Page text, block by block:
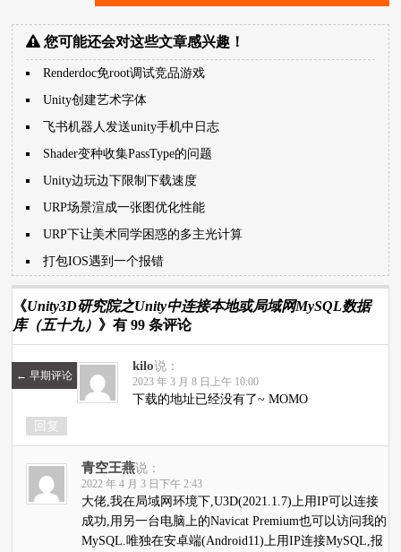
您可能还会对这些文章感兴趣！
Renderdoc免root调试竞品游戏
Unity创建艺术字体
飞书机器人发送unity手机中日志
Shader变种收集PassType的问题
Unity边玩边下限制下载速度
URP场景渲成一张图优化性能
URP下让美术同学困惑的多主光计算
打包IOS遇到一个报错
《Unity3D研究院之Unity中连接本地或局域网MySQL数据
库（五十九） 》有 99 条评论
← 早期评论
kilo说：
2023 年 3 月 8 日上午 10:00
下载的地址已经没有了~ MOMO
回复
青空王燕说：
2022 年 4 月 3 日下午 2:43
大佬,我在局域网环境下,U3D(2021.1.7)上用IP可以连接
成功,用另一台电脑上的Navicat Premium也可以访问我的
MySQL.唯独在安卓端(Android11)上用IP连接MySQL,报